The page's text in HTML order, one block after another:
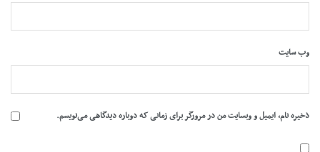
وب‌ سایت
ذخیره نام، ایمیل و وبسایت من در مرورگر برای زمانی که دوباره دیدگاهی می‌نویسم.